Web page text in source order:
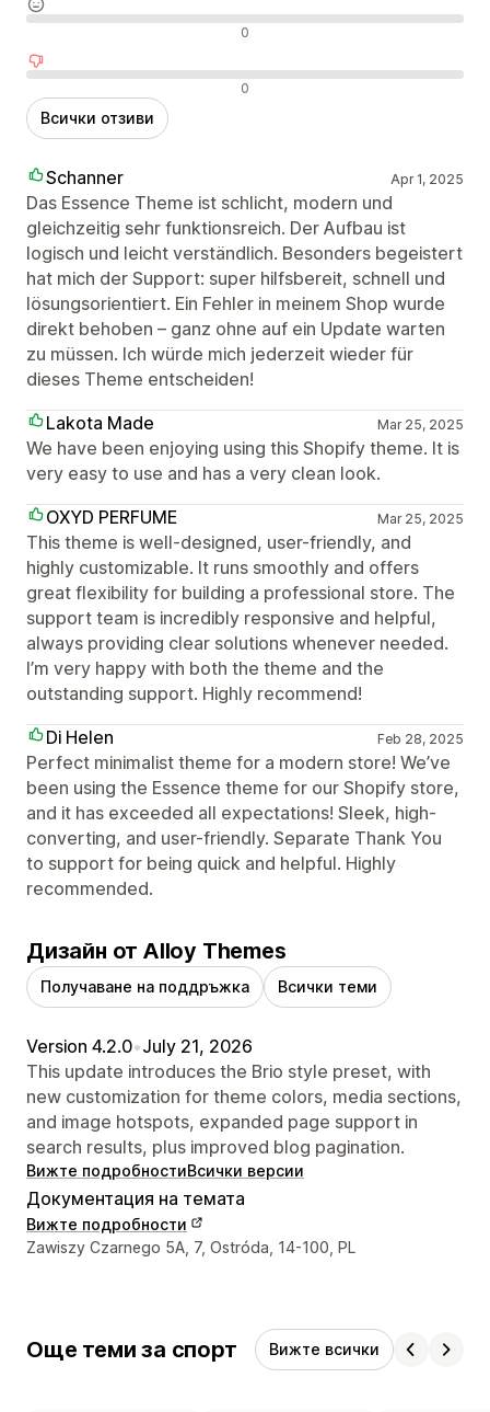
0
0
Всички отзиви
Schanner Apr 1, 2025
Das Essence Theme ist schlicht, modern und
gleichzeitig sehr funktionsreich. Der Aufbau ist
logisch und leicht verständlich. Besonders begeistert
hat mich der Support: super hilfsbereit, schnell und
lösungsorientiert. Ein Fehler in meinem Shop wurde
direkt behoben – ganz ohne auf ein Update warten
zu müssen. Ich würde mich jederzeit wieder für
dieses Theme entscheiden!
Lakota Made
Mar 25, 2025
We have been enjoying using this Shopify theme. It is
very easy to use and has a very clean look.
OXYD PERFUME
Mar 25, 2025
This theme is well-designed, user-friendly, and
highly customizable. It runs smoothly and offers
great flexibility for building a professional store. The
support team is incredibly responsive and helpful,
always providing clear solutions whenever needed.
I’m very happy with both the theme and the
outstanding support. Highly recommend!
Di Helen
Feb 28, 2025
Perfect minimalist theme for a modern store! We’ve
been using the Essence theme for our Shopify store,
and it has exceeded all expectations! Sleek, high-
converting, and user-friendly. Separate Thank You
to support for being quick and helpful. Highly
recommended.
Дизайн от Alloy Themes
Получаване на поддръжка Всички теми
Version 4.2.0•July 21, 2026
This update introduces the Brio style preset, with
new customization for theme colors, media sections,
and image hotspots, expanded page support in
search results, plus improved blog pagination.
Вижте подробностиВсички версии
Документация на темата
Вижте подробности
Данни за връзка с дизайнера
Zawiszy Czarnego 5A, 7, Ostróda, 14-100, PL
Още теми за спорт Вижте всички